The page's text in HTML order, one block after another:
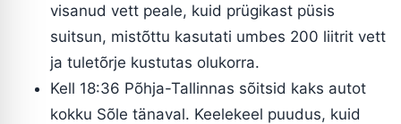
visanud vett peale, kuid prügikast püsis
suitsun, mistõttu kasutati umbes 200 liitrit vett
ja tuletõrje kustutas olukorra.
Kell 18:36 Põhja-Tallinnas sõitsid kaks autot
kokku Sõle tänaval. Keelekeel puudus, kuid